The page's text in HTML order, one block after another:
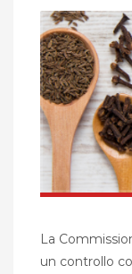
La
un controllo